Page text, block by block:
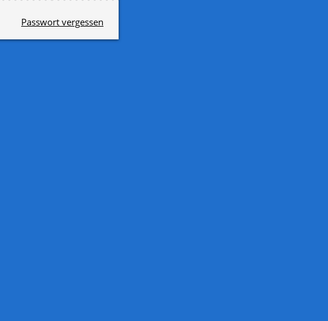
Passwort vergessen